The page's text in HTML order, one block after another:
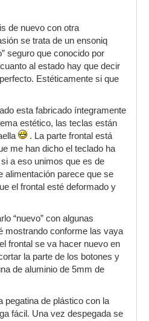
de nuevo con otra
se trata de un ensoniq
seguro que conocido por
al estado hay que decir
Estéticamente si que
esta fabricado íntegramente
estético, las teclas están
. La parte frontal está
me han dicho el teclado ha
a eso unimos que es de
alimentación parece que se
el frontal esté deformado y
“nuevo” con algunas
mostrando conforme las vaya
frontal se va hacer nuevo en
la parte de los botones y
de aluminio de 5mm de
pegatina de plástico con la
fácil. Una vez despegada se